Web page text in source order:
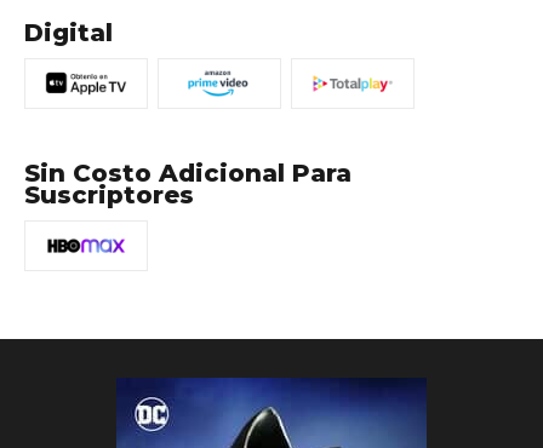
Digital
Sin Costo Adicional Para
Suscriptores